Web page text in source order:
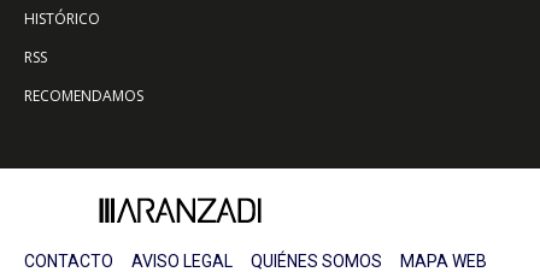
HISTÓRICO
RSS
RECOMENDAMOS
CONTACTO AVISO LEGAL QUIÉNES SOMOS MAPA WEB